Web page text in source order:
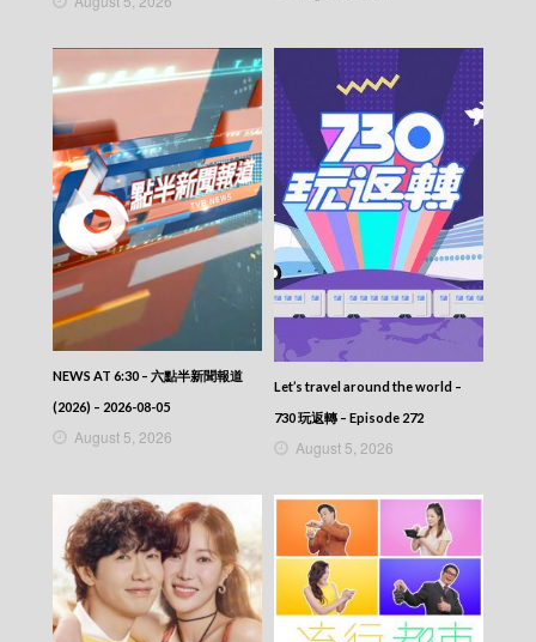
Scoop – 東張西望 (2025) – 2025-07-27
Scoop – 東張西望 (2025) – 2025-07-25
Scoop – 東張西望 (2025) – 2025-07-24
Scoop – 東張西望 (2025) – 2025-07-23
Scoop – 東張西望 (2025) – 2025-07-22
Scoop – 東張西望 (2025) – 2025-07-21
Scoop – 東張西望 (2025) – 2025-07-20
Scoop – 東張西望 (2025) – 2025-07-19
Scoop – 東張西望 (2025) – 2025-07-18
Scoop – 東張西望 (2025) – 2025-07-17
Scoop – 東張西望 (2025) – 2025-07-16
Scoop – 東張西望 (2025) – 2025-07-15
Scoop – 東張西望 (2025) – 2025-07-14
Scoop – 東張西望 (2025) – 2025-07-13
Scoop – 東張西望 (2025) – 2025-07-12
Scoop – 東張西望 (2025) – 2025-07-11
Scoop – 東張西望 (2025) – 2025-07-10
Scoop – 東張西望 (2025) – 2025-07-09
Scoop – 東張西望 (2025) – 2025-07-08
Scoop – 東張西望 (2025) – 2025-07-07
Scoop – 東張西望 (2025) – 2025-07-06
Scoop – 東張西望 (2025) – 2025-07-05
Scoop – 東張西望 (2025) – 2025-07-04
Scoop – 東張西望 (2025) – 2025-07-03
Scoop – 東張西望 (2025) – 2025-07-02
Scoop – 東張西望 (2025) – 2025-07-01
NEWS AT 6:30 – 六點半新聞報道
(2026) – 2026-08-05
August 5, 2026
Let’s travel around the world –
730 玩返轉 – Episode 272
August 5, 2026